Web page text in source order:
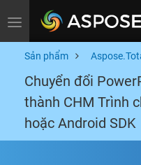
Toggle navigation
Sản phẩm
Chuyển đổi
thành CHM Trình
hoặc Android SDK